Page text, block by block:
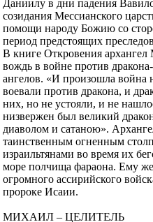
Даниилу в дни падения
созидания Мессианского
помощи народу Божию со
период предстоящих
В книге Откровения
вождь в войне против
ангелов. «И произошла
воевали против дракона, и
них, но не устояли, и не
низвержен был великий
диаволом и сатаною».
таинственным огненным
израильтянами во время их
море полчища фараона. Ему
огромного ассирийского
пророке Исаии.
МИХАИЛ – ЦЕЛИТЕЛЬ